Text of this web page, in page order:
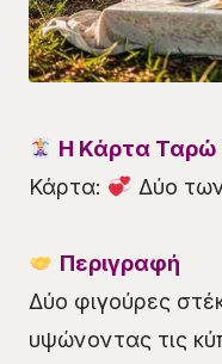
Η Κάρτα Ταρώ
Κάρτα:
Δύο
Περιγραφή
Δύο φιγούρες
υψώνοντας τις